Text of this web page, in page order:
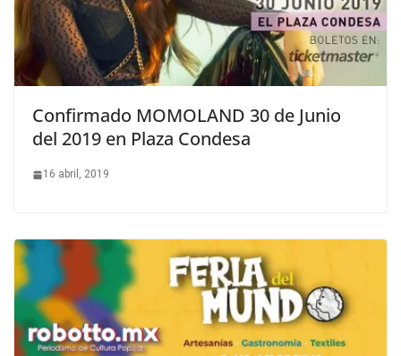
Confirmado MOMOLAND 30 de Junio
del 2019 en Plaza Condesa
16 abril, 2019